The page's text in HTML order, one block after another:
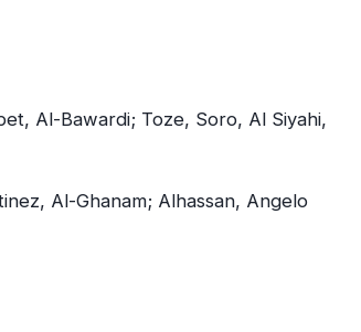
Al-Bawardi; Toze, Soro, Al Siyahi,
Al-Ghanam; Alhassan, Angelo